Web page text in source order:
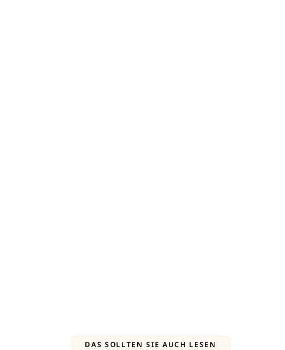
DAS SOLLTEN SIE AUCH LESEN